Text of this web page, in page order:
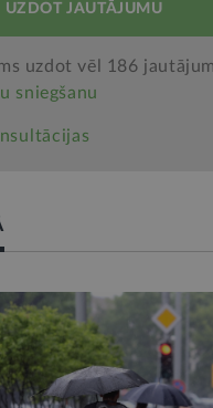
UZDOT JAUTĀJUMU
uzdot vēl 186
sniegšanu